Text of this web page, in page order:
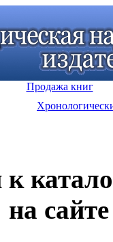
Продажа книг
на